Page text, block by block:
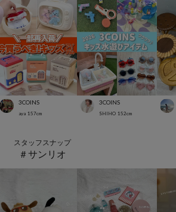
3COINS
aya 157cm
3COINS
SHIHO 152cm
スタッフスナップ
＃サンリオ